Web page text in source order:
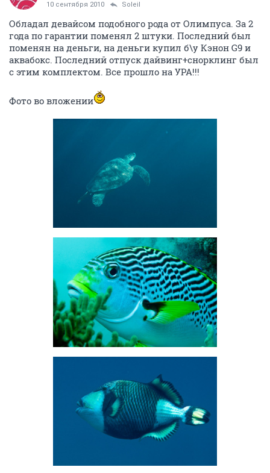
10 сентября 2010 Soleil
Обладал девайсом подобного рода от Олимпуса. За 2
года по гарантии поменял 2 штуки. Последний был
поменян на деньги, на деньги купил б\у Кэнон G9 и
аквабокс. Последний отпуск дайвинг+снорклинг был
с этим комплектом. Все прошло на УРА!!!
Фото во вложении